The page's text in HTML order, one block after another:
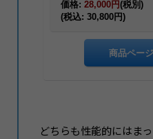
どちらも性能的にはまっ